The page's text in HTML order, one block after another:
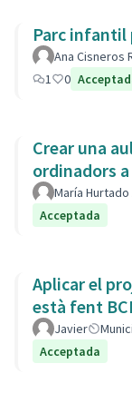
Parc infantil
Ana Cisneros
1
0
Crear una
ordinadors
María
Acceptada
Aplicar el
està fent
Javier
Acceptada